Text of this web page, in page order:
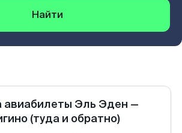
Найти
авиабилеты Эль Эден —
(туда и обратно)